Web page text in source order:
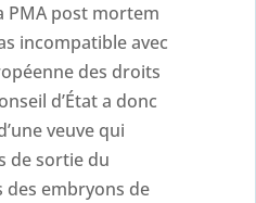
PMA post mortem
incompatible avec
des droits
d’État a donc
veuve qui
de sortie du
embryons de